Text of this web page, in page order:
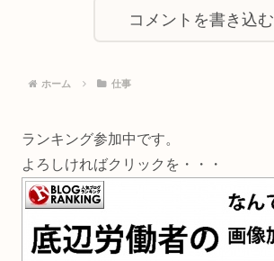
コメントを書き込む
ホーム 仕事
ランキング参加中です。
よろしければクリックを・・・